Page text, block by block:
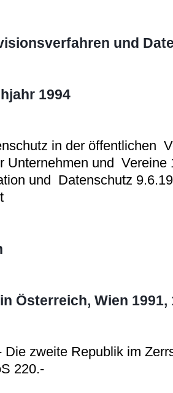
und
1994
in der öffentlichen
Unternehmen und Vereine
und Datenschutz
Österreich, Wien 1991,
Die zweite Republik im
220.-